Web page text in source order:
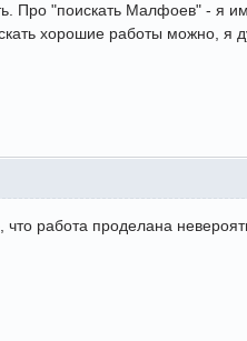
Про "поискать Малфоев" - я
хорошие работы можно, я
что работа проделана